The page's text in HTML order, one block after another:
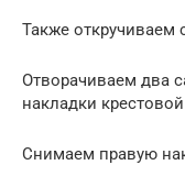
Также откручиваем
Отворачиваем два
накладки
Снимаем правую